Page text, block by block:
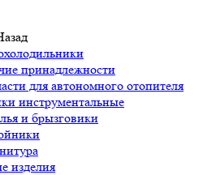
принадлежности
для автономного отопителя
инструментальные
и брызговики
изделия